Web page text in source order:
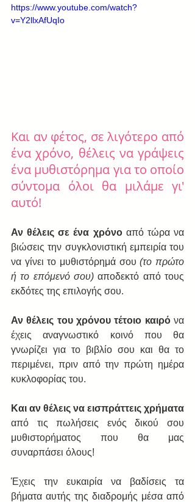
https://www.youtube.com/watch?
v=Y2llxAfUqIo
Και αν φέτος, σε λιγότερο από
ένα χρόνο, θέλεις να γράψεις
ένα μυθιστόρημα για το οποίο
σύντομα όλοι θα μιλάμε γι'
αυτό!
Αν θέλεις σε ένα χρόνο από τώρα να
βιώσεις την συγκλονιστική εμπειρία του
να γίνει το μυθιστόρημά σου (το πρώτο
ή το επόμενό σου) αποδεκτό από τους
εκδότες της επιλογής σου.
Αν θέλεις του χρόνου τέτοιο καιρό να
έχεις αναγνωστικό κοινό που θα
γνωρίζει για το βιβλίο σου και θα το
περιμένει, πριν από την πρώτη ημέρα
κυκλοφορίας του.
από τις πωλήσεις ενός δικού σου
μυθιστορήματος που θα μας
συναρπάσει όλους!
Έχεις την ευκαιρία να βαδίσεις τα
βήματα αυτής της διαδρομής μέσα από